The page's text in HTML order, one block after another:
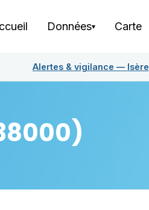
Données▾ Carte
Alertes & vigilance — Isère